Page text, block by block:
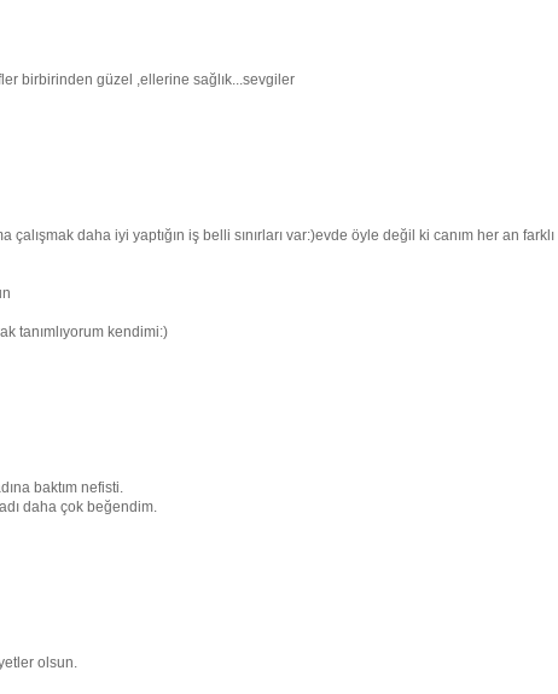
birbirinden güzel ,ellerine sağlık...sevgiler
daha iyi yaptığın iş belli sınırları var:)evde öyle değil ki canım her an farklı
tanımlıyorum kendimi:)
baktım nefisti.
daha çok beğendim.
olsun.